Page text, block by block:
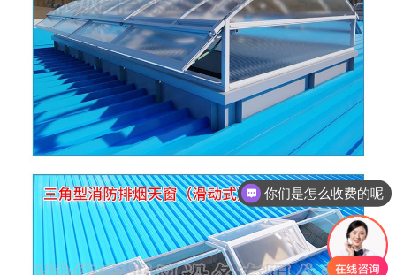
你们是怎么收费的呢
现在有优惠活动吗